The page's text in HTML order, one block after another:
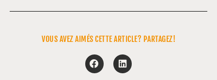
VOUS AVEZ AIMÉS CETTE ARTICLE? PARTAGEZ!